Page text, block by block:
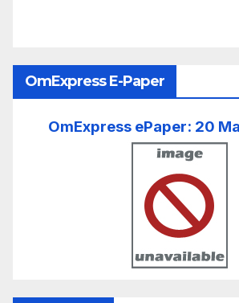
OmExpress E-Paper
OmExpress ePaper: 20